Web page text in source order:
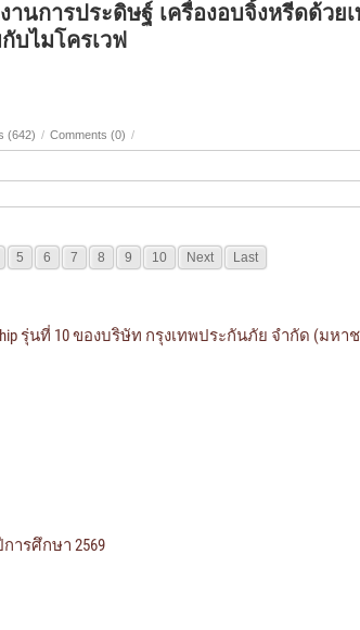
นการประดิษฐ์ เครื่องอบจิ้งหรีดด้วย
บไมโครเวฟ
(642) / Comments (0) /
5 6 7 8 9 10 Next Last
รุ่นที่ 10 ของบริษัท กรุงเทพประกันภัย จำกัด (มหา
ารศึกษา 2569